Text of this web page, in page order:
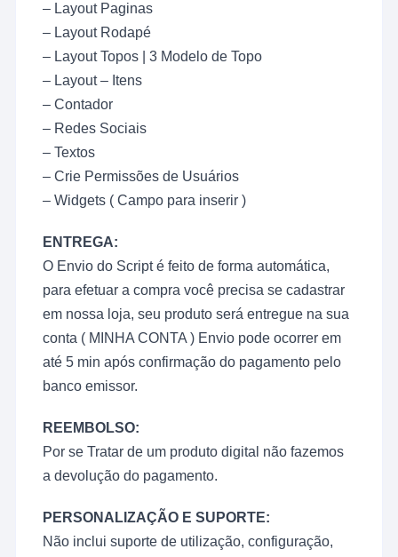
– Layout Paginas
– Layout Rodapé
– Layout Topos | 3 Modelo de Topo
– Layout – Itens
– Contador
– Redes Sociais
– Textos
– Crie Permissões de Usuários
– Widgets ( Campo para inserir )
ENTREGA:
O Envio do Script é feito de forma automática,
para efetuar a compra você precisa se cadastrar
em nossa loja, seu produto será entregue na sua
conta ( MINHA CONTA ) Envio pode ocorrer em
até 5 min após confirmação do pagamento pelo
banco emissor.
REEMBOLSO:
Por se Tratar de um produto digital não fazemos
a devolução do pagamento.
PERSONALIZAÇÃO E SUPORTE:
Não inclui suporte de utilização, configuração,